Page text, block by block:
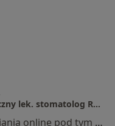
Prywatny Gabinet Stomatologiczny lek. stomatolog Roman Samków
Specjalista nie oferuje umawiania online pod tym adresem.